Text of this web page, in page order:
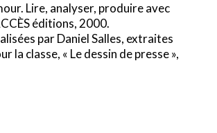
Lire, analyser, produire avec
éditions, 2000.
par Daniel Salles, extraites
la classe, « Le dessin de presse »,